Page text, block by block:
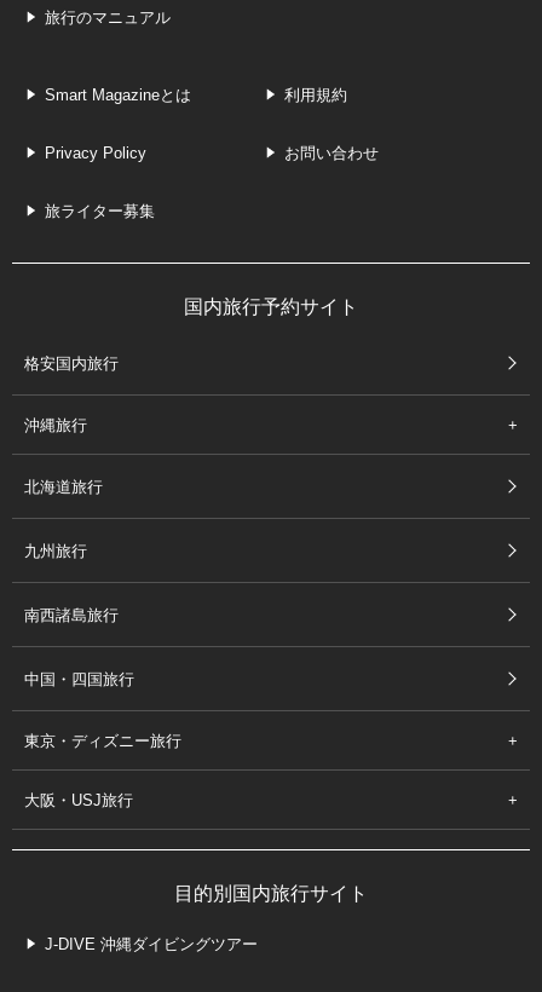
旅行のマニュアル
Smart Magazineとは 利用規約
Privacy Policy お問い合わせ
旅ライター募集
国内旅行予約サイト
格安国内旅行
沖縄旅行
北海道旅行
九州旅行
南西諸島旅行
中国・四国旅行
東京・ディズニー旅行
大阪・USJ旅行
目的別国内旅行サイト
J-DIVE 沖縄ダイビングツアー